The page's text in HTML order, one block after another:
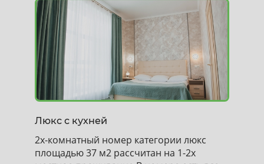
Люкс с кухней
2х-комнатный номер категории люкс
площадью 37 м2 рассчитан на 1-2х